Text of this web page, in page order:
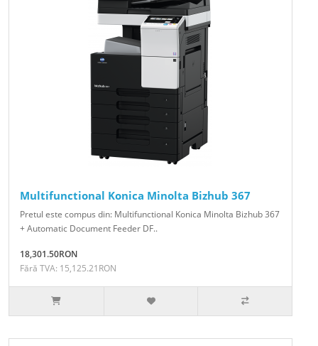
Multifunctional Konica Minolta Bizhub 367
Pretul este compus din: Multifunctional Konica Minolta Bizhub 367
+ Automatic Document Feeder DF..
18,301.50RON
Fără TVA: 15,125.21RON